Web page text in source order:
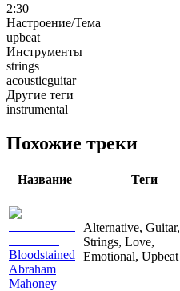
2:30
Настроение/Тема
upbeat
Инструменты
strings
acousticguitar
Другие теги
instrumental
Похожие треки
Название Теги
Bloodstained
Abraham
Mahoney
Alternative, Guitar,
Strings, Love,
Emotional, Upbeat